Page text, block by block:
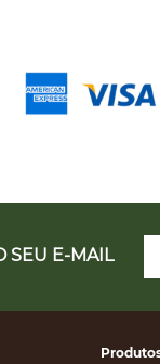
SEU E-MAIL